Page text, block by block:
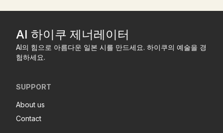
AI 하이쿠 제너레이터
AI의 힘으로 아름다운 일본 시를 만드세요. 하이쿠의 예술을 경
험하세요.
SUPPORT
About us
Contact